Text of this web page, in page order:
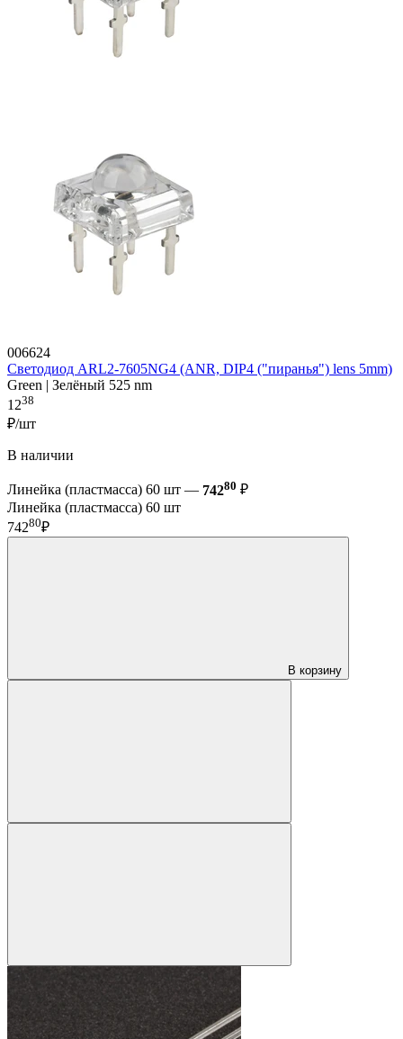
006624
Светодиод ARL2-7605NG4 (ANR, DIP4 ("пиранья") lens 5mm)
Green | Зелёный 525 nm
1238
₽/шт
В наличии
Линейка (пластмасса) 60 шт — 74280 ₽
Линейка (пластмасса) 60 шт
74280₽
В корзину